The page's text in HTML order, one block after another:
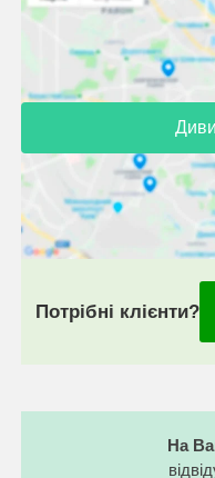
Потрібні клієнти?
На